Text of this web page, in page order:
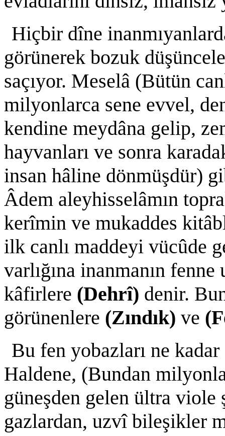
Hiçbir dîne
görünerek bozuk
saçıyor. Meselâ (Bütün
milyonlarca sene evvel,
kendine meydâna gelip,
hayvanları ve sonra
insan hâline dönmüşdür)
Âdem aleyhisselâmın
kerîmin ve mukaddes
ilk canlı maddeyi vücûde
varlığına inanmanın
kâfirlere (Dehrî) denir.
görünenlere (Zındık) ve
Bu fen yobazları ne
Haldene, (Bundan
güneşden gelen ültra
gazlardan, uzvî bileşikler